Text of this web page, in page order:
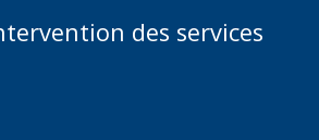
des services